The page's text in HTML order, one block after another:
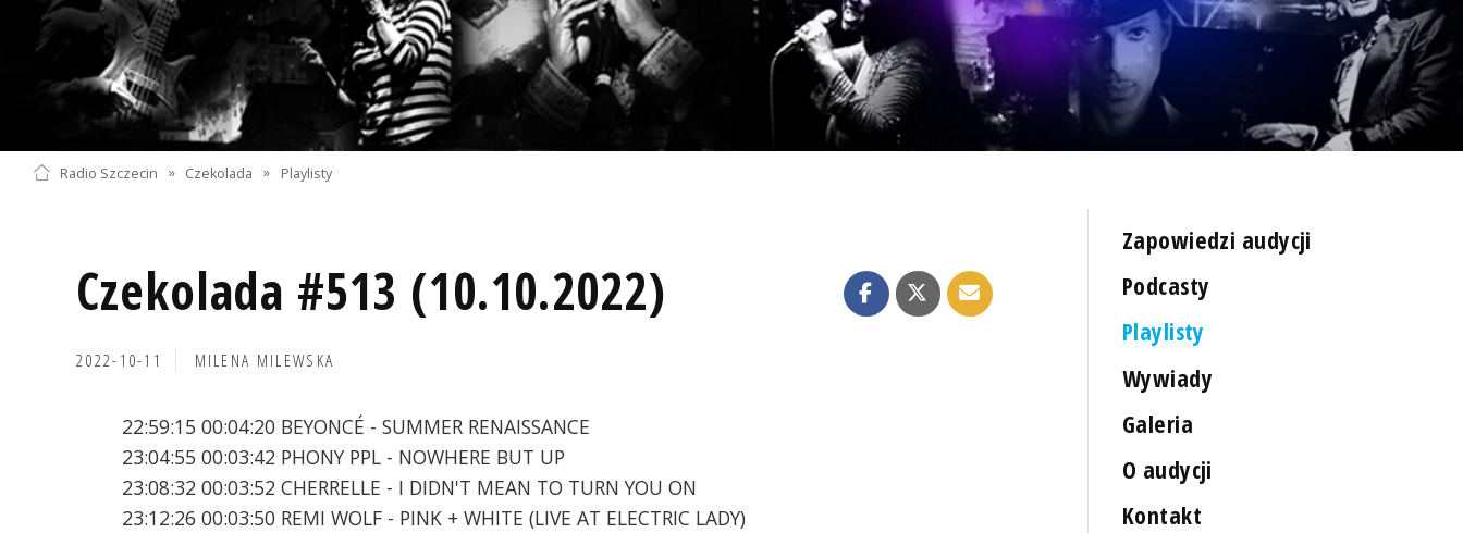
Radio Szczecin » Czekolada » Playlisty
Czekolada #513 (10.10.2022)
2022-10-11 MILENA MILEWSKA
22:59:15 00:04:20 BEYONCÉ - SUMMER RENAISSANCE
23:04:55 00:03:42 PHONY PPL - NOWHERE BUT UP
23:08:32 00:03:52 CHERRELLE - I DIDN'T MEAN TO TURN YOU ON
23:12:26 00:03:50 REMI WOLF - PINK + WHITE (LIVE AT ELECTRIC LADY)
Zapowiedzi audycji
Podcasty
Playlisty
Wywiady
Galeria
O audycji
Kontakt